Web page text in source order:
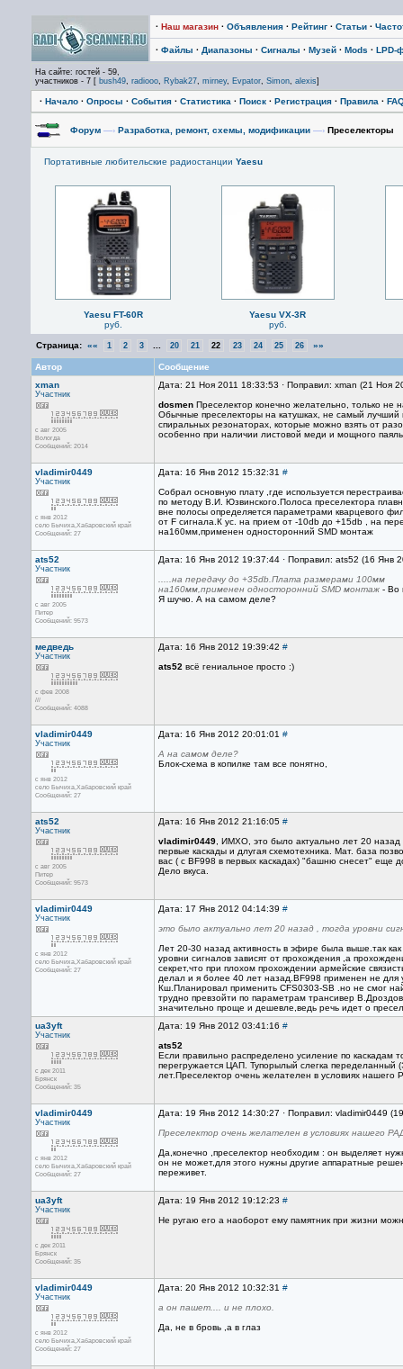
· Наш магазин · Объявления · Рейтинг · Статьи ·
· Файлы · Диапазоны · Сигналы · Музей · Mods · LPD-
На сайте: гостей - 59,
участников - 7 [ bush49, radiooo, Rybak27, mirney, Evpator, Simon, alexis]
· Начало · Опросы · События · Статистика · Поиск · Регистрация · Правила ·
Форум —› Разработка, ремонт, схемы, модификации —› Преселекторы
Портативные любительские радиостанции Yaesu
Yaesu FT-60R
руб.
Yaesu VX-3R
руб.
Страница: «« 1 2 3 20 21 22 23 24 25 26 »»
Автор
Сообщение
xman
Участник
с авг 2005
Вологда
Сообщений: 2014
Дата: 21 Ноя 2011 18:33:53 · Поправил: xman (21 Ноя
dosmen Преселектор конечно желательно, только не
Обычные преселекторы на катушках, не самый лучший
спиральных резонаторах, которые можно взять от
особенно при наличии листовой меди и мощного
vladimir0449
Участник
с янв 2012
село Бычиха,Хабаровский край
Сообщений: 27
Дата: 16 Янв 2012 15:32:31 #
Собрал основную плату ,где используется
по методу В.И. Юзвинского.Полоса преселектора
вне полосы определяется параметрами кварцевого
от F сигнала.К ус. на прием от -10db до +15db , на
на160мм,применен односторонний SMD монтаж
ats52
Участник
с авг 2005
Питер
Сообщений: 9573
Дата: 16 Янв 2012 19:37:44 · Поправил: ats52 (16 Янв
.....на передачу до +35db.Плата размерами 100мм
на160мм,применен односторонний SMD монтаж - Во
Я шучю. А на самом деле?
медведь
Участник
с фев 2008
///
Сообщений: 4088
Дата: 16 Янв 2012 19:39:42 #
ats52 всё гениальное просто :)
vladimir0449
Участник
с янв 2012
село Бычиха,Хабаровский край
Сообщений: 27
Дата: 16 Янв 2012 20:01:01 #
А на самом деле?
Блок-схема в копилке там все понятно,
ats52
Участник
с авг 2005
Питер
Сообщений: 9573
Дата: 16 Янв 2012 21:16:05 #
vladimir0449 , ИМХО, это было актуально лет 20
первые каскады и длугая схемотехника. Мат. база
вас ( с BF998 в первых каскадах) "башню снесет" еще
Дело вкуса.
vladimir0449
Участник
с янв 2012
село Бычиха,Хабаровский край
Сообщений: 27
Дата: 17 Янв 2012 04:14:39 #
это было актуально лет 20 назад , тогда уровни
Лет 20-30 назад активность в эфире была выше.так
уровни сигналов зависят от прохождения ,а
секрет,что при плохом прохождении армейские
делал и я более 40 лет назад.BF998 применен не для
Кш.Планировал применить CFS0303-SB .но не смог
трудно превзойти по параметрам трансивер
значительно проще и дешевле,ведь речь идет о
ua3yft
Участник
с дек 2011
Брянск
Сообщений: 35
Дата: 19 Янв 2012 03:41:16 #
ats52
Если правильно распределено усиление по каскадам
перегружается ЦАП. Тупорылый слегка
лет.Преселектор очень желателен в условиях
vladimir0449
Участник
с янв 2012
село Бычиха,Хабаровский край
Сообщений: 27
Дата: 19 Янв 2012 14:30:27 · Поправил: vladimir0449
Преселектор очень желателен в условиях нашего
Да,конечно ,преселектор необходим : он выделяет
он не может,для этого нужны другие аппаратные
переживет.
ua3yft
Участник
с дек 2011
Брянск
Сообщений: 35
Дата: 19 Янв 2012 19:12:23 #
Не ругаю его а наоборот ему памятник при жизни
vladimir0449
Участник
с янв 2012
село Бычиха,Хабаровский край
Сообщений: 27
Дата: 20 Янв 2012 10:32:31 #
а он пашет.... и не плохо.
Да, не в бровь ,а в глаз